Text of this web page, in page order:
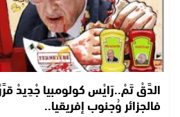
الدَّقْ تَمْ..رَايْس كولومبيا جْدِيدْ
فالجزائر وُجنوب إفريقيا..